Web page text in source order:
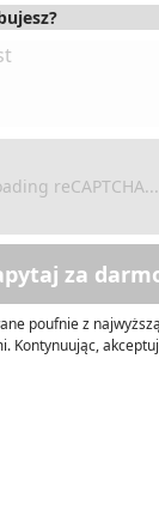
reCAPTCHA...
za
poufnie z
Kontynuując,